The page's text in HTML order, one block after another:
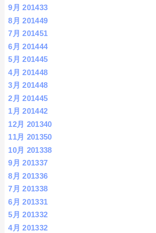
9月 201433
8月 201449
7月 201451
6月 201444
5月 201445
4月 201448
3月 201448
2月 201445
1月 201442
12月 201340
11月 201350
10月 201338
9月 201337
8月 201336
7月 201338
6月 201331
5月 201332
4月 201332